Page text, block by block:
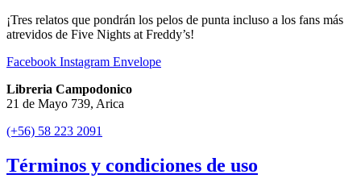
¡Tres relatos que pondrán los pelos de punta incluso a los fans más
atrevidos de Five Nights at Freddy’s!
Facebook Instagram Envelope
Libreria Campodonico
21 de Mayo 739, Arica
(+56) 58 223 2091
Términos y condiciones de uso